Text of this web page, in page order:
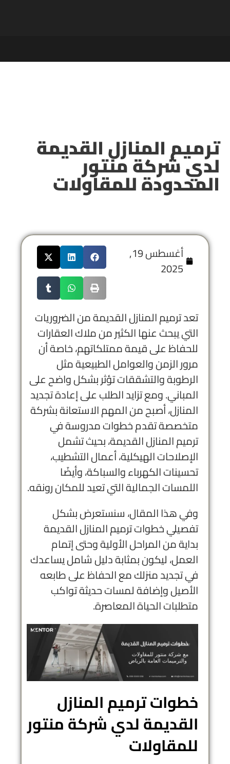
ترميم المنازل القديمة
لدي شركة منتور
المحدودة للمقاولات
أغسطس 19,
2025
تعد ترميم المنازل القديمة من الضروريات
التي يبحث عنها الكثير من ملاك العقارات
للحفاظ على قيمة ممتلكاتهم، خاصة أن
مرور الزمن والعوامل الطبيعية مثل
الرطوبة والتشققات تؤثر بشكل واضح على
المباني. ومع تزايد الطلب على إعادة تجديد
المنازل، أصبح من المهم الاستعانة بشركة
متخصصة تقدم خطوات مدروسة في
ترميم المنازل القديمة، بحيث تشمل
الإصلاحات الهيكلية، أعمال التشطيب،
تحسينات الكهرباء والسباكة، وأيضًا
اللمسات الجمالية التي تعيد للمكان رونقه.
وفي هذا المقال، سنستعرض بشكل
تفصيلي خطوات ترميم المنازل القديمة
بداية من المراحل الأولية وحتى إتمام
العمل، ليكون بمثابة دليل شامل يساعدك
في تجديد منزلك مع الحفاظ على طابعه
الأصيل وإضافة لمسات حديثة تواكب
متطلبات الحياة المعاصرة.
خطوات ترميم المنازل
القديمة لدي شركة منتور
للمقاولات